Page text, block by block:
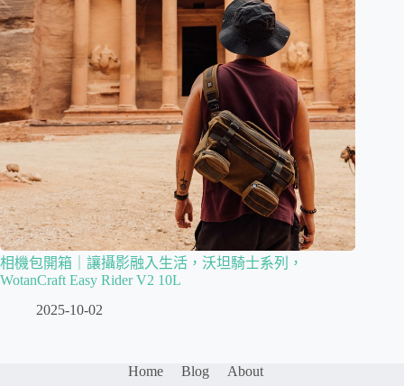
相機包開箱｜讓攝影融入生活，沃坦騎士系列，
WotanCraft Easy Rider V2 10L
2025-10-02
Home Blog About